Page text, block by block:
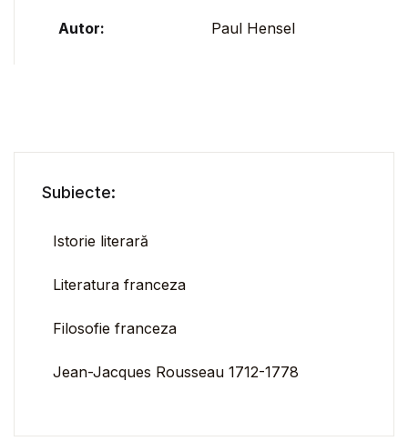
Autor: Paul Hensel
Subiecte:
Istorie literară
Literatura franceza
Filosofie franceza
Jean-Jacques Rousseau 1712-1778